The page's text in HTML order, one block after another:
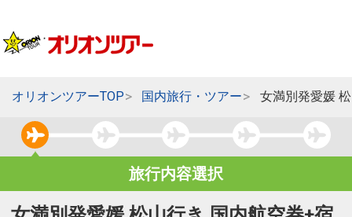
オリオンツアーTOP 国内旅行・ツアー 女満別発愛媛
旅行内容選択